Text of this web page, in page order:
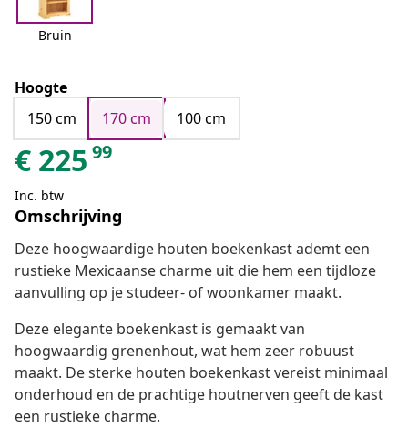
Bruin
Hoogte
150 cm
170 cm 100 cm
€ 225 99
Inc. btw
Omschrijving
Deze hoogwaardige houten boekenkast ademt een
rustieke Mexicaanse charme uit die hem een tijdloze
aanvulling op je studeer- of woonkamer maakt.
Deze elegante boekenkast is gemaakt van
hoogwaardig grenenhout, wat hem zeer robuust
maakt. De sterke houten boekenkast vereist minimaal
onderhoud en de prachtige houtnerven geeft de kast
een rustieke charme.